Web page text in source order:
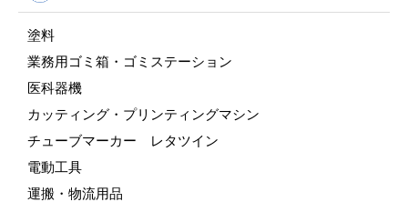
塗料
業務用ゴミ箱・ゴミステーション
医科器機
カッティング・プリンティングマシン
チューブマーカー レタツイン
電動工具
運搬・物流用品